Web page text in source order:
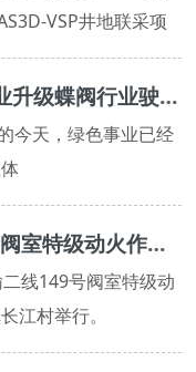
VSP井地联采项
"双碳"目标带动产业升级蝶阀行业驶入绿色环保赛道
今天，绿色事业已经
西气东输二线149#阀室特级动火作业圆满完成
线149号阀室特级动
江村举行。